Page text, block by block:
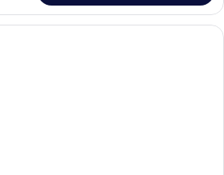
Una camera d'albergo con un letto